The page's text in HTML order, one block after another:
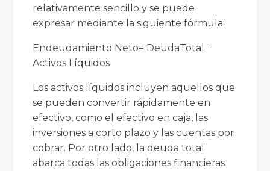
relativamente sencillo y se puede
expresar mediante la siguiente fórmula:
Endeudamiento Neto= DeudaTota −
Activos Líquidos
Los activos líquidos incluyen aquellos que
se pueden convertir rápidamente en
efectivo, como el efectivo en caja, las
inversiones a corto plazo y las cuentas por
cobrar. Por otro lado, la deuda total
abarca todas las obligaciones financieras